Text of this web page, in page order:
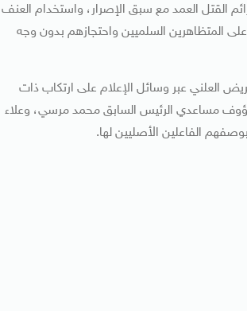
القتل العمد مع سبق الإصرار، واستخدام العنف
على المتظاهرين السلميين واحتجازهم بدون وجه
العلني عبر وسائل الإعلام على ارتكاب ذات
مساعدي الرئيس السابق محمد مرسي، وعلاء
الفاعلين الأصليين لها.